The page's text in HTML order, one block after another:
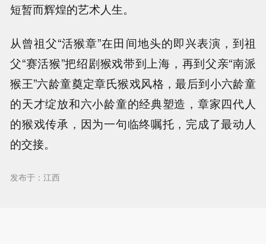
短暂而辉煌的艺术人生。
从曾祖父“活猴章”在田间地头的即兴表演，到祖
父“赛活猴”把绍剧猴戏带到上海，再到父亲“南派
猴王”六龄童奠定章氏猴戏风格，最后到小六龄童
的天才绽放和六小龄童的经典塑造，章家四代人
的猴戏传承，因为一句临终嘱托，完成了最动人
的交接。
发布于：江西